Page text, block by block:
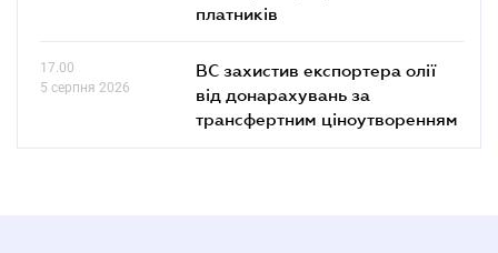
платників
17.00
5 серпня 2026
ВС захистив експортера олії
від донарахувань за
трансфертним ціноутворенням